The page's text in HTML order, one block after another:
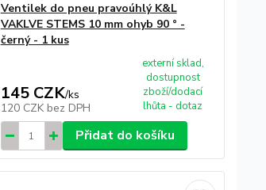
Ventilek do pneu pravoúhlý K&L
VAKLVE STEMS 10 mm ohyb 90 ° -
černý - 1 kus
145 CZK/ks
120 CZK bez DPH
externí sklad,
dostupnost
zboží/dodací
lhůta - dotaz
Přidat do košíku